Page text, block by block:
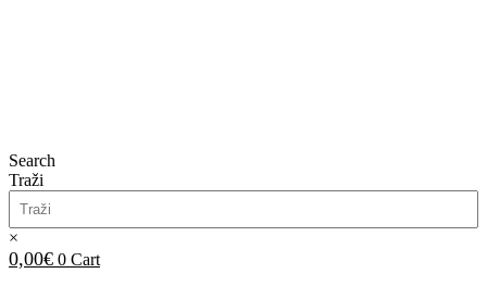
Search
Traži
×
0,00€ 0 Cart